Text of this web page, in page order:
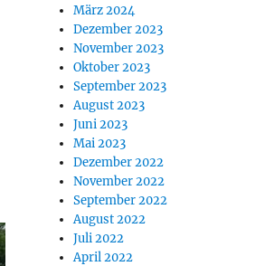
März 2024
Dezember 2023
November 2023
Oktober 2023
September 2023
August 2023
Juni 2023
Mai 2023
Dezember 2022
November 2022
September 2022
August 2022
Juli 2022
April 2022